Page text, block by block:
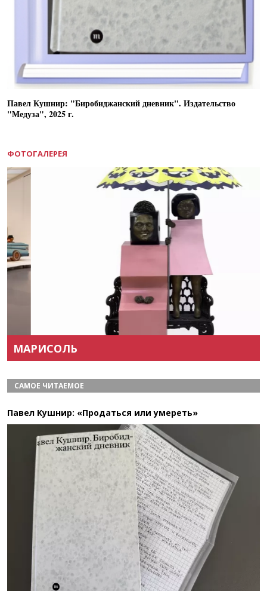
Павел Кушнир: "Биробиджанский дневник". Издательство
"Медуза", 2025 г.
ФОТОГАЛЕРЕЯ
МАРИСОЛЬ
САМОЕ ЧИТАЕМОЕ
Павел Кушнир: «Продаться или умереть»